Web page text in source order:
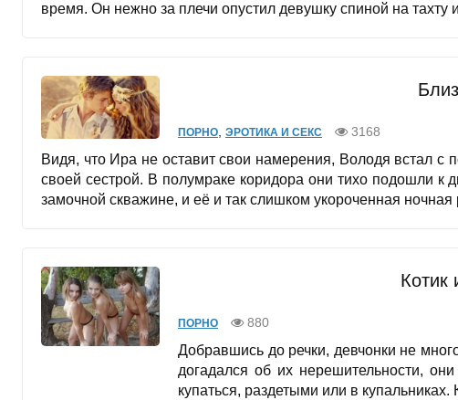
время. Он нежно за плечи опустил девушку спиной на тахту
ПОРНО ЭРОТИКА И СЕКС 3168
Видя, что Ира не оставит свои намерения, Володя встал с
своей сестрой. В полумраке коридора они тихо подошли к
замочной скважине, и её и так слишком укороченная ночная
Котик
ПОРНО 880
Добравшись до речки, девчонки не
догадался об их нерешительности,
купаться, раздетыми или в